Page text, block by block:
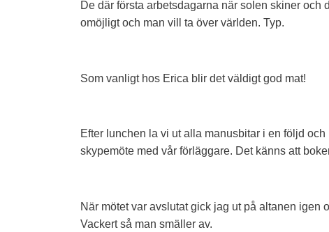
De där första arbetsdagarna när solen skiner och
omöjligt och man vill ta över världen. Typ.
Som vanligt hos Erica blir det väldigt god mat!
Efter lunchen la vi ut alla manusbitar i en följd
skypemöte med vår förläggare. Det känns att
När mötet var avslutat gick jag ut på altanen
Vackert så man smäller av.